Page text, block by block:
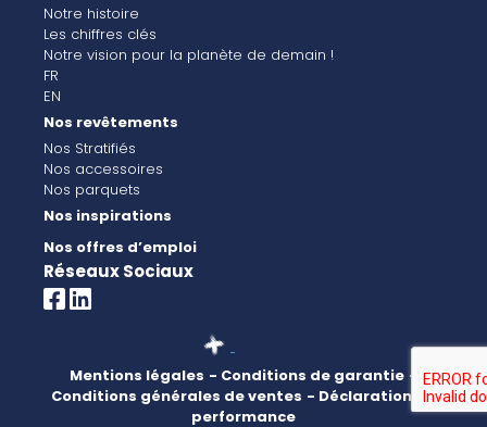
Notre histoire
Les chiffres clés
Notre vision pour la planète de demain !
FR
EN
Nos revêtements
Nos Stratifiés
Nos accessoires
Nos parquets
Nos inspirations
Nos offres d’emploi
Réseaux Sociaux
Mentions légales - Conditions de garantie -
Conditions générales de ventes - Déclaration de
performance